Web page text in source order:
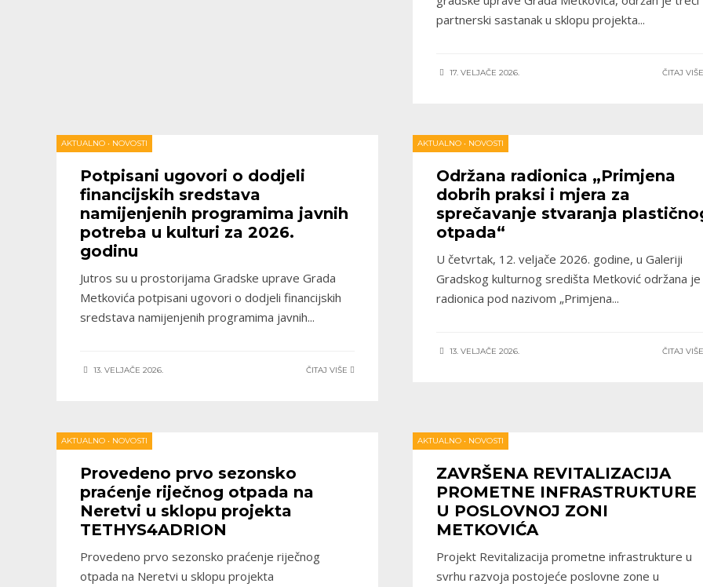
partnerski sastanak u sklopu projekta...
17. VELJAČE 2026. ČITAJ
AKTUALNO • NOVOSTI
Potpisani ugovori o dodjeli
financijskih sredstava
namijenjenih programima javnih
potreba u kulturi za 2026.
godinu
Jutros su u prostorijama Gradske uprave Grada
Metkovića potpisani ugovori o dodjeli financijskih
sredstava namijenjenih programima javnih...
13. VELJAČE 2026. ČITAJ VIŠE
AKTUALNO• NOVOSTI
Održana radionica „Primjena
dobrih praksi i mjera za
sprečavanje stvaranja
otpada“
U četvrtak, 12. veljače 2026. godine, u Galeriji
Gradskog kulturnog središta Metković održana je
radionica pod nazivom „Primjena...
13. VELJAČE 2026. ČITAJ
AKTUALNO • NOVOSTI
Provedeno prvo sezonsko
praćenje riječnog otpada na
Neretvi u sklopu projekta
TETHYS4ADRION
Provedeno prvo sezonsko praćenje riječnog
otpada na Neretvi u sklopu projekta
AKTUALNO• NOVOSTI
ZAVRŠENA REVITALIZACIJA
PROMETNE INFRASTRUKTURE
U POSLOVNOJ ZONI
METKOVIĆA
Projekt Revitalizacija prometne infrastrukture u
svrhu razvoja postojeće poslovne zone u